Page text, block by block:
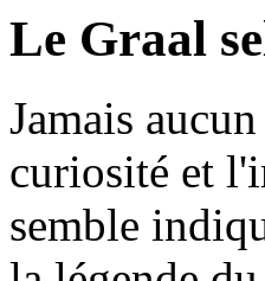
Le Graal
Jamais
curiosité et
semble